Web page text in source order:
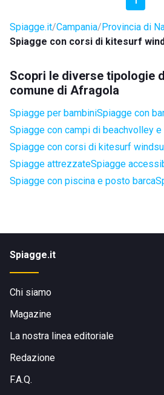
Spiagge.it Campania Provincia di
Spiagge con corsi di kitesurf
Scopri le diverse tipologie
comune di Afragola
Spiagge per bambiniSpiagge con
Spiagge con campi di beachvolley
Spiagge con corsi di kitesurf
Spiagge attrezzateSpiagge
Spiagge con piscina e posto barca
Spiagge.it
Chi siamo
Magazine
La nostra linea editoriale
Redazione
F.A.Q.